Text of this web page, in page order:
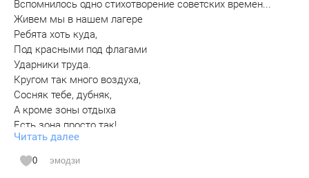
Вспомнилось одно стихотворение советских времен...
Живем мы в нашем лагере
Ребята хоть куда,
Под красными под флагами
Ударники труда.
Кругом так много воздуха,
Сосняк тебе, дубняк,
А кроме зоны отдыха
Есть зона просто так!
Начальник наш родитель нам,
Точнее скажем - кум,
И под его водительством
Читать далее
0 эмодзи